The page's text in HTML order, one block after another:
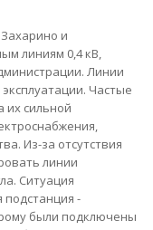
и
линиям 0,4 кВ,
Линии
Частые
их сильной
Из-за отсутствия
линии
Ситуация
подстанция -
были подключены